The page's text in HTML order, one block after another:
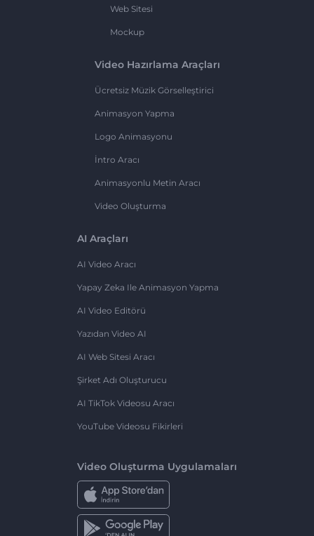
Web Sitesi
Mockup
Video Hazırlama Araçları
Ücretsiz Müzik Görselleştirici
Animasyon Yapma
Logo Animasyonu
İntro Aracı
Animasyonlu Metin Aracı
Video Oluşturma
AI Araçları
AI Video Aracı
Yapay Zeka Ile Animasyon Yapma
AI Video Editörü
Yazıdan Video AI
AI Web Sitesi Aracı
Şirket Adı Oluşturucu
AI TikTok Videosu Aracı
YouTube Videosu Fikirleri
Video Oluşturma Uygulamaları